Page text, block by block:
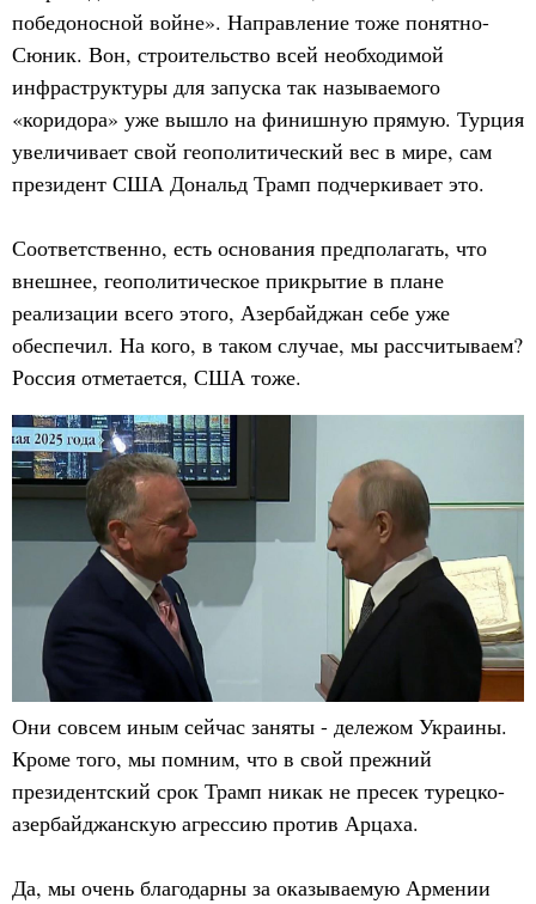
победоносной войне». Направление тоже понятно-
Сюник. Вон, строительство всей необходимой
инфраструктуры для запуска так называемого
«коридора» уже вышло на финишную прямую. Турция
увеличивает свой геополитический вес в мире, сам
президент США Дональд Трамп подчеркивает это.
Соответственно, есть основания предполагать, что
внешнее, геополитическое прикрытие в плане
реализации всего этого, Азербайджан себе уже
обеспечил. На кого, в таком случае, мы рассчитываем?
Россия отметается, США тоже.
Они совсем иным сейчас заняты - дележом Украины.
Кроме того, мы помним, что в свой прежний
президентский срок Трамп никак не пресек турецко-
азербайджанскую агрессию против Арцаха.
Да, мы очень благодарны за оказываемую Армении